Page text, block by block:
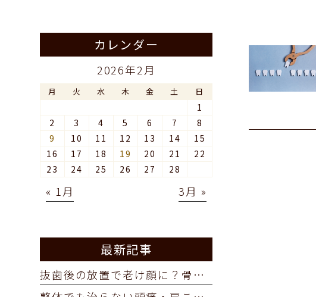
カレンダー
2026年2月
月 火 水 木 金 土 日
1
2
3 4 5 6 7
8
9
10 11 12 13 14
15
16
17 18 19 20 21
22
23
24 25 26 27 28
« 1月 3月 »
最新記事
抜歯後の放置で老け顔に？骨が痩せるリスクと対策を歯科医が解説